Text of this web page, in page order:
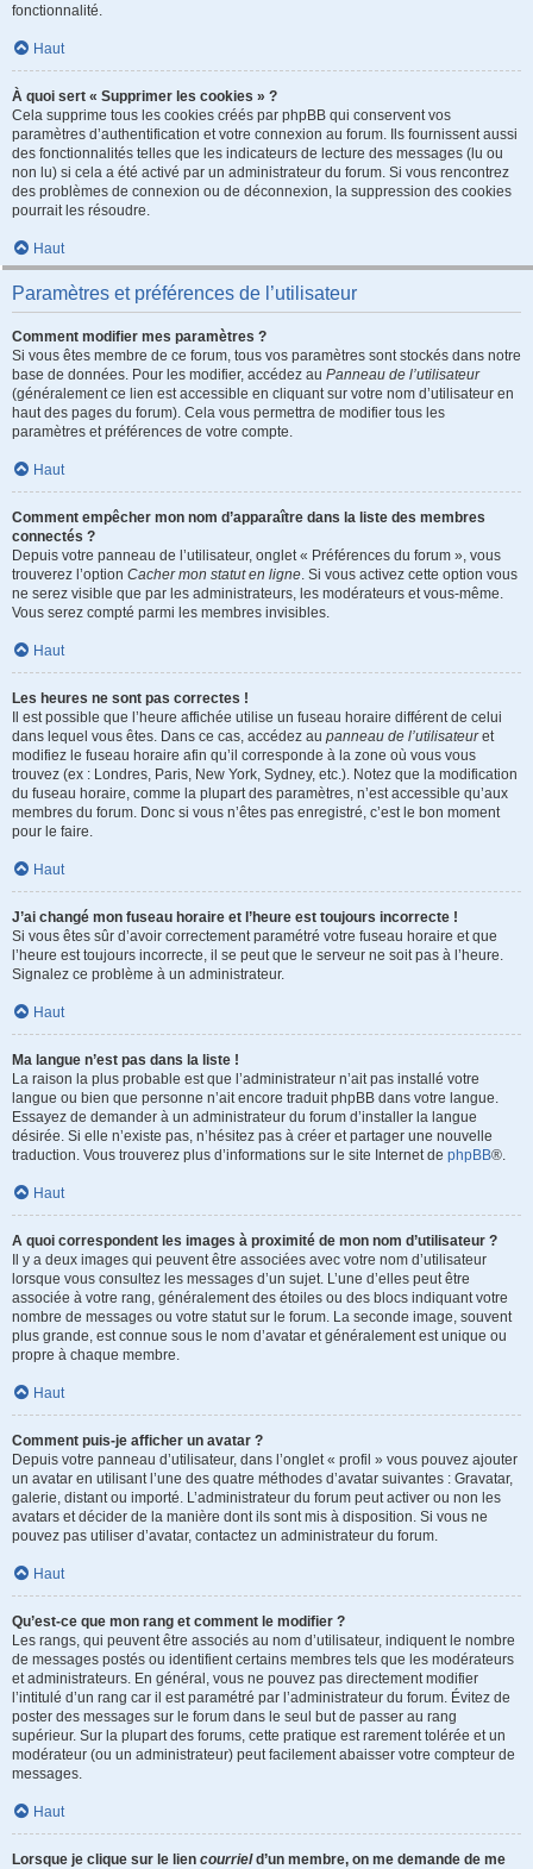
fonctionnalité.
Haut
À quoi sert « Supprimer les cookies » ?
Cela supprime tous les cookies créés par phpBB qui conservent vos
paramètres d’authentification et votre connexion au forum. Ils fournissent aussi
des fonctionnalités telles que les indicateurs de lecture des messages (lu ou
non lu) si cela a été activé par un administrateur du forum. Si vous rencontrez
des problèmes de connexion ou de déconnexion, la suppression des cookies
pourrait les résoudre.
Haut
Paramètres et préférences de l’utilisateur
Comment modifier mes paramètres ?
Si vous êtes membre de ce forum, tous vos paramètres sont stockés dans notre
base de données. Pour les modifier, accédez au Panneau de l’utilisateur
(généralement ce lien est accessible en cliquant sur votre nom d’utilisateur en
haut des pages du forum). Cela vous permettra de modifier tous les
paramètres et préférences de votre compte.
Haut
Comment empêcher mon nom d’apparaître dans la liste des membres
connectés ?
Depuis votre panneau de l’utilisateur, onglet « Préférences du forum », vous
trouverez l’option Cacher mon statut en ligne. Si vous activez cette option vous
ne serez visible que par les administrateurs, les modérateurs et vous-même.
Vous serez compté parmi les membres invisibles.
Haut
Les heures ne sont pas correctes !
Il est possible que l’heure affichée utilise un fuseau horaire différent de celui
dans lequel vous êtes. Dans ce cas, accédez au panneau de l’utilisateuret
modifiez le fuseau horaire afin qu’il corresponde à la zone où vous vous
trouvez (ex : Londres, Paris, New York, Sydney, etc.). Notez que la modification
du fuseau horaire, comme la plupart des paramètres, n’est accessible qu’aux
membres du forum. Donc si vous n’êtes pas enregistré, c’est le bon moment
pour le faire.
Haut
J’ai changé mon fuseau horaire et l’heure est toujours incorrecte !
Si vous êtes sûr d’avoir correctement paramétré votre fuseau horaire et que
l’heure est toujours incorrecte, il se peut que le serveur ne soit pas à l’heure.
Signalez ce problème à un administrateur.
Haut
Ma langue n’est pas dans la liste !
La raison la plus probable est que l’administrateur n’ait pas installé votre
langue ou bien que personne n’ait encore traduit phpBB dans votre langue.
Essayez de demander à un administrateur du forum d’installer la langue
désirée. Si elle n’existe pas, n’hésitez pas à créer et partager une nouvelle
traduction. Vous trouverez plus d’informations sur le site Internet de phpBB®.
Haut
A quoi correspondent les images à proximité de mon nom d’utilisateur ?
Il y a deux images qui peuvent être associées avec votre nom d’utilisateur
lorsque vous consultez les messages d’un sujet. L’une d’elles peut être
associée à votre rang, généralement des étoiles ou des blocs indiquant votre
nombre de messages ou votre statut sur le forum. La seconde image, souvent
plus grande, est connue sous le nom d’avatar et généralement est unique ou
propre à chaque membre.
Haut
Comment puis-je afficher un avatar ?
Depuis votre panneau d’utilisateur, dans l’onglet « profil » vous pouvez ajouter
un avatar en utilisant l’une des quatre méthodes d’avatar suivantes : Gravatar,
galerie, distant ou importé. L’administrateur du forum peut activer ou non les
avatars et décider de la manière dont ils sont mis à disposition. Si vous ne
pouvez pas utiliser d’avatar, contactez un administrateur du forum.
Haut
Qu’est-ce que mon rang et comment le modifier ?
Les rangs, qui peuvent être associés au nom d’utilisateur, indiquent le nombre
de messages postés ou identifient certains membres tels que les modérateurs
et administrateurs. En général, vous ne pouvez pas directement modifier
l’intitulé d’un rang car il est paramétré par l’administrateur du forum. Évitez de
poster des messages sur le forum dans le seul but de passer au rang
supérieur. Sur la plupart des forums, cette pratique est rarement tolérée et un
modérateur (ou un administrateur) peut facilement abaisser votre compteur de
messages.
Haut
Lorsque je clique sur le lien courrield’un membre, on me demande de me